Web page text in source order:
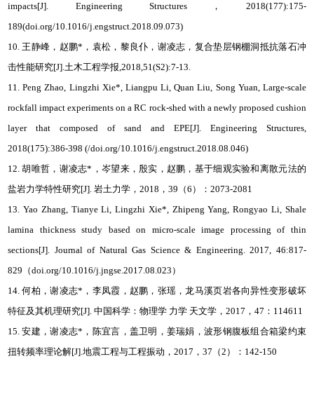
impacts[J]. Engineering Structures，2018(177):175-
189(doi.org/10.1016/j.engstruct.2018.09.073)
10. 王静峰，赵鹏*，袁松，黎良仆，谢凌志，复合垫层钢棚洞抵抗落石冲
击性能研究[J].土木工程学报,2018,51(S2):7-13.
11. Peng Zhao, Lingzhi Xie*, Liangpu Li, Quan Liu, Song Yuan, Large-scale
rockfall impact experiments on a RC rock-shed with a newly proposed cushion
layer that composed of sand and EPE[J]. Engineering Structures,
2018(175):386-398 (/doi.org/10.1016/j.engstruct.2018.08.046)
12. 胡唯哲，谢凌志*，岑望来，殷实，赵鹏，基于细观实验和离散元法的
盐岩力学特性研究[J]. 岩土力学，2018，39（6）：2073-2081
13. Yao Zhang, Tianye Li, Lingzhi Xie*, Zhipeng Yang, Rongyao Li, Shale
lamina thickness study based on micro-scale image processing of thin
sections[J]. Journal of Natural Gas Science & Engineering. 2017, 46:817-
829（doi.org/10.1016/j.jngse.2017.08.023）
14. 何柏，谢凌志*，李凤霞，赵鹏，张瑶，龙马溪页岩各向异性变形破坏
特征及其机理研究[J]. 中国科学：物理学 力学 天文学，2017，47：114611
15. 安建，谢凌志*，陈宜言，盖卫明，姜瑞娟，波形钢腹板组合箱梁约束
扭转频率理论解[J].地震工程与工程振动，2017，37（2）：142-150